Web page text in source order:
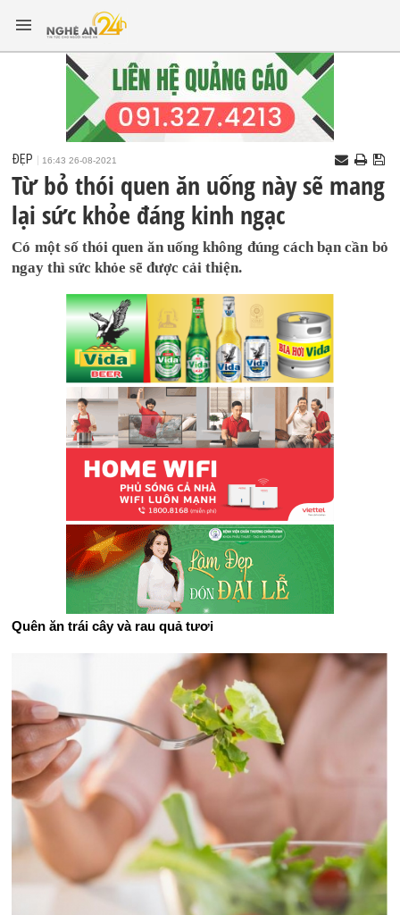
ĐẸP 16:43 26-08-2021
Từ bỏ thói quen ăn uống này sẽ mang
lại sức khỏe đáng kinh ngạc
Có một số thói quen ăn uống không đúng cách bạn cần bỏ
ngay thì sức khỏe sẽ được cải thiện.
Quên ăn trái cây và rau quả tươi